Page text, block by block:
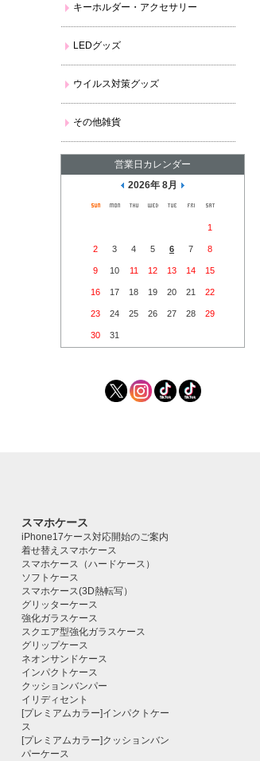
キーホルダー・アクセサリー
LEDグッズ
ウイルス対策グッズ
その他雑貨
営業日カレンダー
2026年 8月
1
2 3 4 5 6 7 8
9 10 11 12 13 14 15
16 17 18 19 20 21 22
23 24 25 26 27 28 29
30 31
スマホケース
iPhone17ケース対応開始のご案内
着せ替えスマホケース
スマホケース（ハードケース）
ソフトケース
スマホケース(3D熱転写）
グリッターケース
強化ガラスケース
スクエア型強化ガラスケース
グリップケース
ネオンサンドケース
インパクトケース
クッションバンパー
イリディセント
[プレミアムカラー]インパクトケー
ス
[プレミアムカラー]クッションバン
パーケース